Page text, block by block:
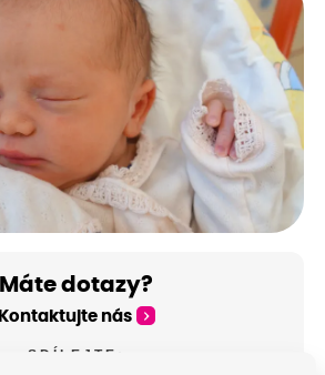
Máte dotazy?
Kontaktujte nás
SDÍLEJTE: